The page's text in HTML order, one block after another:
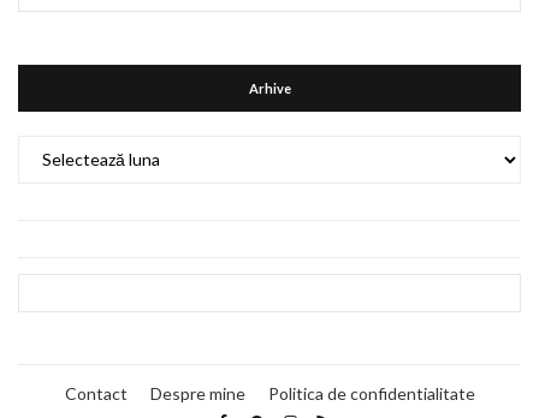
Arhive
Contact Despre mine Politica de confidentialitate